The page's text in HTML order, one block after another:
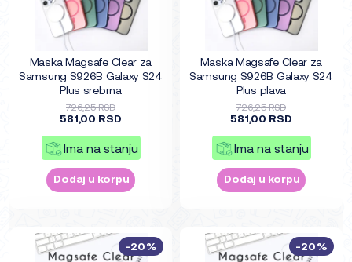
Maska Magsafe Clear za
Samsung S926B Galaxy S24
Plus srebrna
726,25 RSD
581,00 RSD
Ima na stanju
Dodaj u korpu
Maska Magsafe Clear za
Samsung S926B Galaxy S24
Plus plava
726,25 RSD
581,00 RSD
Ima na stanju
Dodaj u korpu
-20% -20%